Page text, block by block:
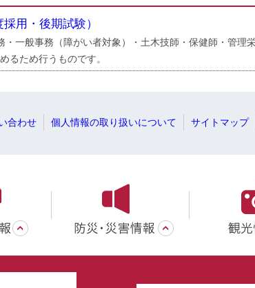
用・後期試験）
一般事務（障がい者対象）・土木技師・保健師・管理
るため行うものです。
合わせ 個人情報の取り扱いについて サイトマップ